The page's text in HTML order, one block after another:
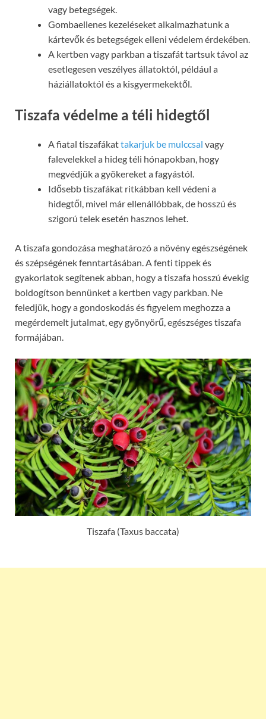
vagy betegségek.
Gombaellenes kezeléseket alkalmazhatunk a
kártevők és betegségek elleni védelem érdekében.
A kertben vagy parkban a tiszafát tartsuk távol az
esetlegesen veszélyes állatoktól, például a
háziállatoktól és a kisgyermekektől.
Tiszafa védelme a téli hidegtől
A fiatal tiszafákattakarjuk be mulccsal vagy
falevelekkel a hideg téli hónapokban, hogy
megvédjük a gyökereket a fagyástól.
Idősebb tiszafákat ritkábban kell védeni a
hidegtől, mivel már ellenállóbbak, de hosszú és
szigorú telek esetén hasznos lehet.
A tiszafa gondozása meghatározó a növény egészségének
és szépségének fenntartásában. A fenti tippek és
gyakorlatok segítenek abban, hogy a tiszafa hosszú évekig
boldogítson bennünket a kertben vagy parkban. Ne
feledjük, hogy a gondoskodás és figyelem meghozza a
megérdemelt jutalmat, egy gyönyörű, egészséges tiszafa
formájában.
Tiszafa (Taxus baccata)